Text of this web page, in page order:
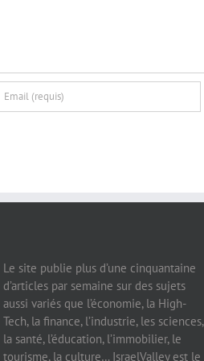
Le site publie plus d’une cinquantaine
d’articles par semaine sur des sujets
aussi variés que l’économie, la High-
Tech, la finance, l’industrie, les sciences,
la santé, l’éducation, l’immobilier, le
tourisme, la culture… IsraelValley est le